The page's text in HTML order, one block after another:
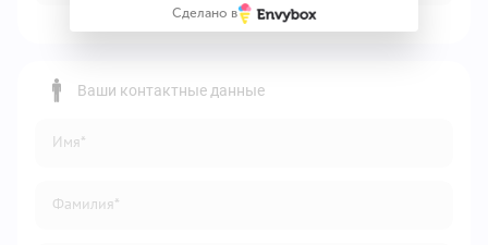
2
4
6
Ваши контактные данные
Имя*
Фамилия*
Сделано в